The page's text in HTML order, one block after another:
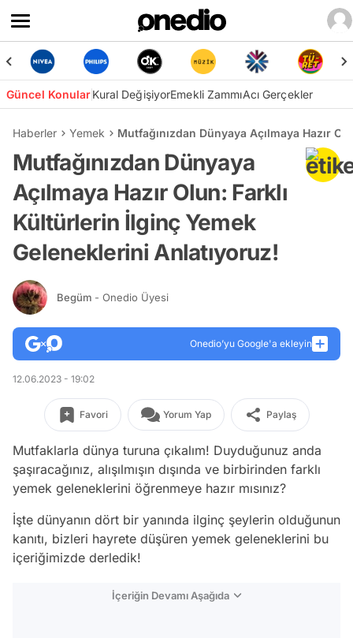
Güncel KonularKural DeğişiyorEmekli ZammıAcı Gerçekler
Haberler Yemek Mutfağınızdan Dünyaya Açılmaya Hazır
Mutfağınızdan Dünyaya
Açılmaya Hazır Olun: Farklı
Kültürlerin İlginç Yemek
Geleneklerini Anlatıyoruz!
Begüm - Onedio Üyesi
Onedio’yu Google'a ekleyin
12.06.2023 - 19:02
Favori Yorum Yap Paylaş
Mutfaklarla dünya turuna çıkalım! Duyduğunuz anda
şaşıracağınız, alışılmışın dışında ve birbirinden farklı
yemek geleneklerini öğrenmeye hazır mısınız?
İşte dünyanın dört bir yanında ilginç şeylerin olduğunun
kanıtı, bizleri hayrete düşüren yemek geleneklerini bu
içeriğimizde derledik!
İçeriğin Devamı Aşağıda